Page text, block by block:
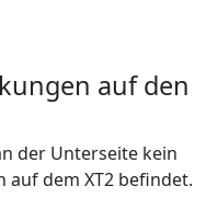
auf den
der Unterseite kein
auf dem XT2 befindet.